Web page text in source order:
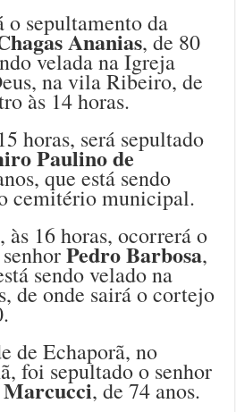
o sepultamento da
Ananias, de 80
velada na Igreja
na vila Ribeiro, de
às 14 horas.
horas, será sepultado
Paulino de
que está sendo
cemitério municipal.
16 horas, ocorrerá o
senhorPedro Barbosa,
sendo velado na
de onde sairá o cortejo
de Echaporã, no
foi sepultado o senhor
, de 74 anos.